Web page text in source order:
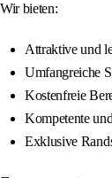
Wir bieten:
Attraktive und
Umfangreiche
Kostenfreie
Kompetente
Exklusive